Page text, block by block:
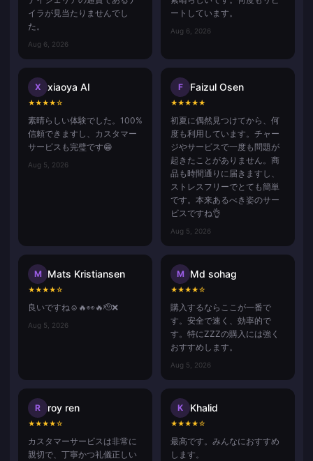
イラが見当たりませんでし
た。
Aug 6, 2026
ートしています。
Aug 6, 2026
X xiaoya AI
★★★★☆
素晴らしい体験でした。100%
信頼できますし、カスタマー
サービスも完璧です😁
Aug 5, 2026
F Faizul Osen
★★★★★
初夏に偶然見つけてから、何
度も利用しています。チャー
ジやサービスで一度も問題が
起きたことがありません。商
品も時間通りに届きますし、
ストレスフリーでとても簡単
です。本来あるべき姿のサー
ビスですね👌
Aug 5, 2026
M Mats Kristiansen
★★★★☆
良いですね☺️🔥👀🔥🫡❌
Aug 5, 2026
M Md sohag
★★★★☆
購入するならここが一番で
す。安全で速く、効率的で
す。特にZZZの購入には強く
おすすめします。
Aug 5, 2026
R roy ren
★★★★☆
カスタマーサービスは非常に
親切で、丁寧かつ礼儀正しい
K Khalid
★★★★☆
最高です。みんなにおすすめ
します。